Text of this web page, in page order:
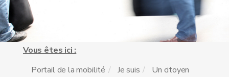
Vous êtes ici :
Portail de la mobilité
Je suis
Un citoyen